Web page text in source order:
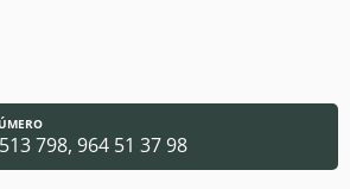
798, 964 51 37 98